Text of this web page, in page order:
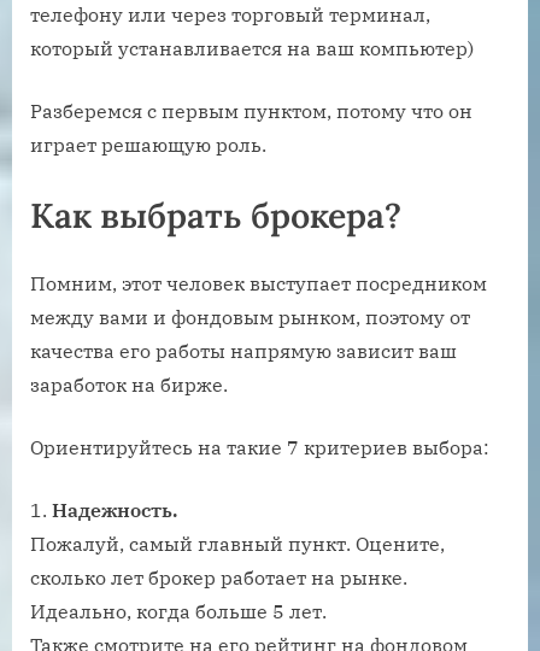
телефону или через торговый терминал,
который устанавливается на ваш компьютер)
Разберемся с первым пунктом, потому что он
играет решающую роль.
Как выбрать брокера?
Помним, этот человек выступает посредником
между вами и фондовым рынком, поэтому от
качества его работы напрямую зависит ваш
заработок на бирже.
Ориентируйтесь на такие 7 критериев выбора:
Надежность.
Пожалуй, самый главный пункт. Оцените,
сколько лет брокер работает на рынке.
Идеально, когда больше 5 лет.
Также смотрите на его рейтинг на фондовом